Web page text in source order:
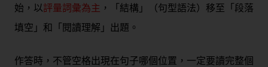
始，以評量詞彙為主 ，「結構」（句型語法）移至「段落
填空」和「閱讀理解」出題。
作答時，不管空格出現在句子哪個位置，一定要讀完整個